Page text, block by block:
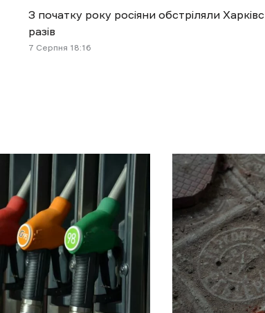
З початку року росіяни обстріляли
разів
7 Cерпня 18:16